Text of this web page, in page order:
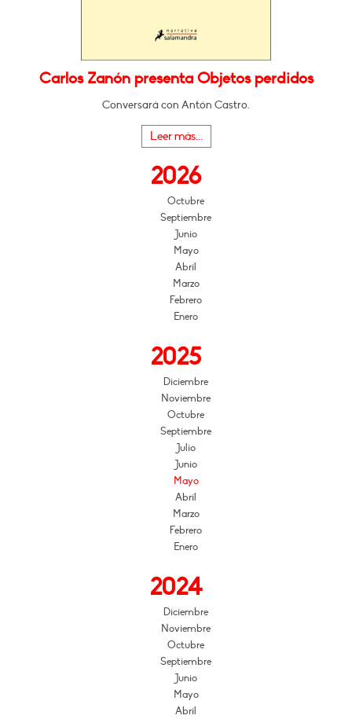
Carlos Zanón presenta Objetos perdidos
Conversará con Antón Castro.
Leer más...
2026
Octubre
Septiembre
Junio
Mayo
Abril
Marzo
Febrero
Enero
2025
Diciembre
Noviembre
Octubre
Septiembre
Julio
Junio
Mayo
Abril
Marzo
Febrero
Enero
2024
Diciembre
Noviembre
Octubre
Septiembre
Junio
Mayo
Abril